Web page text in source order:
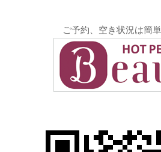
ご予約、空き状況は簡